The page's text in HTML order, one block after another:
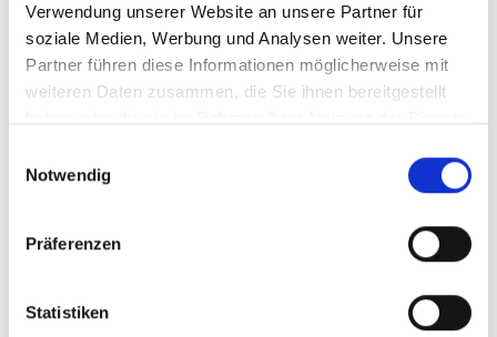
Verwendung unserer Website an unsere Partner für
soziale Medien, Werbung und Analysen weiter. Unsere
Partner führen diese Informationen möglicherweise mit
weiteren Daten zusammen, die Sie ihnen bereitgestellt
Notwendig
Präferenzen
Statistiken
diejenigen, die sich um die jeweilige optisch,
anatomisch und ästhetisch perfekt auf Ihre
individuellen Wünsche und Bedürfnisse angepasste
Sehhilfe kümmern. Wir sind auch oft die Ersten, die
eventuelle Auffälligkeiten am Auge feststellen und
verweisen.
eine optimale Sicht, wir messen Ihre Sehstärke und
fertigen daraufhin die perfekten Kontaktlinsen oder die
individuell auf Ihre Sehaufgaben zugeschnittene Brille
an. Als Gesundheitsberuf hat sich die Augenoptik –